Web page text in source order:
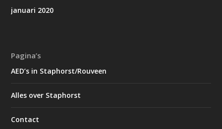
januari 2020
Pagina’s
AED’s in Staphorst/Rouveen
Alles over Staphorst
Contact